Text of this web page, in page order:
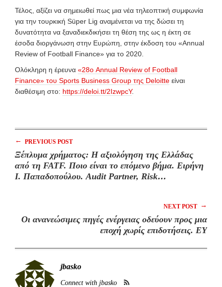
Τέλος, αξίζει να σημειωθεί πως μια νέα τηλεοπτική συμφωνία
για την τουρκική Süper Lig αναμένεται να της δώσει τη
δυνατότητα να ξαναδιεκδικήσει τη θέση της ως η έκτη σε
έσοδα διοργάνωση στην Ευρώπη, στην έκδοση του «Annual
Review of Football Finance» για το 2020.
Ολόκληρη η έρευνα «28ο Annual Review of Football
Finance» του Sports Business Group της Deloitte είναι
διαθέσιμη στο: https://deloi.tt/2IzwpcY.
← PREVIOUS POST
Ξέπλυμα χρήματος: Η αξιολόγηση της Ελλάδας
από τη FATF. Ποιο είναι το επόμενο βήμα. Ειρήνη
Ι. Παπαδοπούλου. Audit Partner, Risk
NEXT POST →
Οι ανανεώσιμες πηγές ενέργειας οδεύουν προς μια
εποχή χωρίς επιδοτήσεις. ΕΥ
jbasko
Connect with jbasko